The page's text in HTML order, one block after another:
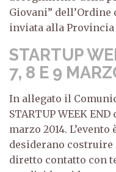
Giovani”
inviata alla Provincia
STARTUP
7, 8 E 9
In allegato il
STARTUP WEEK
marzo 2014.
desiderano
diretto contatto con